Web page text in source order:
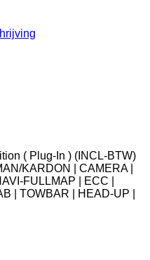
( Plug-In ) (INCL-BTW)
KARDON | CAMERA |
FULLMAP | ECC |
| TOWBAR | HEAD-UP |